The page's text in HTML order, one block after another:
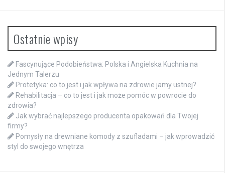
Ostatnie wpisy
Fascynujące Podobieństwa: Polska i Angielska Kuchnia na
Jednym Talerzu
Protetyka: co to jest i jak wpływa na zdrowie jamy ustnej?
Rehabilitacja – co to jest i jak może pomóc w powrocie do
zdrowia?
Jak wybrać najlepszego producenta opakowań dla Twojej
firmy?
Pomysły na drewniane komody z szufladami – jak wprowadzić
styl do swojego wnętrza